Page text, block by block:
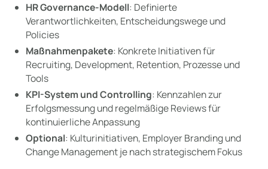
HR Governance-Modell: Definierte
Verantwortlichkeiten, Entscheidungswege und
Policies
Maßnahmenpakete: Konkrete Initiativen für
Recruiting, Development, Retention, Prozesse und
Tools
KPI-System und Controlling: Kennzahlen zur
Erfolgsmessung und regelmäßige Reviews für
kontinuierliche Anpassung
Optional: Kulturinitiativen, Employer Branding und
Change Management je nach strategischem Fokus